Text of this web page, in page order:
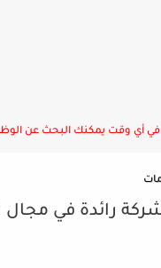
في أي وقت يمكنك البحث عن
رائدة في مجال